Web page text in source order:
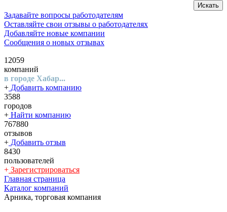
Искать
Задавайте вопросы работодателям
Оставляйте свои отзывы о работодателях
Добавляйте новые компании
Сообщения о новых отзывах
12059
компаний
в городе Хабар...
+ Добавить компанию
3588
городов
+ Найти компанию
767880
отзывов
+ Добавить отзыв
8430
пользователей
+ Зарегистрироваться
Главная страница
Каталог компаний
Арника, торговая компания